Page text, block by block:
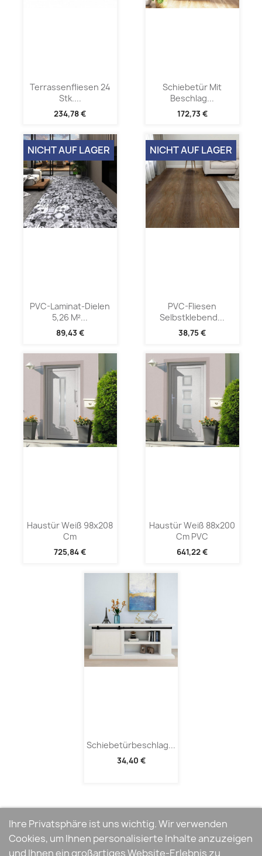
Terrassenfliesen 24
Stk....
234,78 €
Schiebetür Mit
Beschlag...
172,73 €
PVC-Laminat-Dielen
5,26 M²...
89,43 €
NICHT AUF LAGER
PVC-Fliesen
Selbstklebend...
38,75 €
NICHT AUF LAGER
Haustür Weiß 98x208
Cm
725,84 €
Haustür Weiß 88x200
Cm PVC
641,22 €
Schiebetürbeschlag...
34,40 €
Ihre Privatsphäre ist uns wichtig. Wir verwenden
Cookies, um Ihnen personalisierte Inhalte anzuzeigen
und Ihnen ein großartiges Website-Erlebnis zu